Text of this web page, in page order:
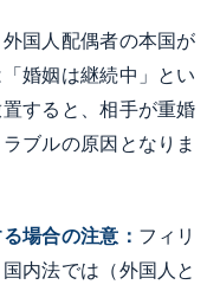
国人配偶者の本国が
婚姻は継続中」とい
すると、相手が重婚
ブルの原因となりま
場合の注意： フィリ
内法では（外国人と